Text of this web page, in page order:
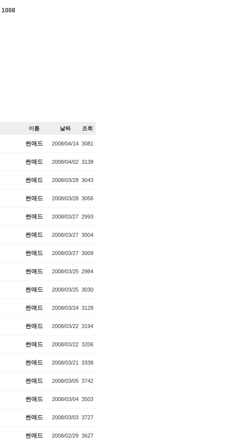
1008
이름 날짜 조회
썬애드 2008/04/14 3081
썬애드 2008/04/02 3138
썬애드 2008/03/28 3043
썬애드 2008/03/28 3056
썬애드 2008/03/27 2993
썬애드 2008/03/27 3004
썬애드 2008/03/27 3009
썬애드 2008/03/25 2984
썬애드 2008/03/25 3030
썬애드 2008/03/24 3128
썬애드 2008/03/22 3194
썬애드 2008/03/22 3206
썬애드 2008/03/21 3338
썬애드 2008/03/05 3742
썬애드 2008/03/04 3503
썬애드 2008/03/03 3727
썬애드 2008/02/29 3627